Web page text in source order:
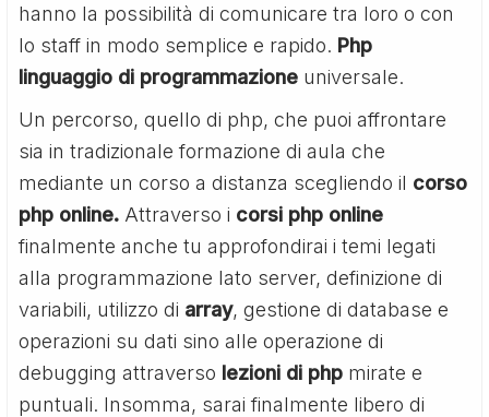
hanno la possibilità di comunicare tra loro o con
lo staff in modo semplice e rapido. Php
linguaggio di programmazione universale.
Un percorso, quello di php, che puoi affrontare
sia in tradizionale formazione di aula che
mediante un corso a distanza scegliendo il corso
php online. Attraverso i corsi php online
finalmente anche tu approfondirai i temi legati
alla programmazione lato server, definizione di
variabili, utilizzo di array, gestione di database e
operazioni su dati sino alle operazione di
debugging attraverso lezioni di php mirate e
puntuali. Insomma, sarai finalmente libero di